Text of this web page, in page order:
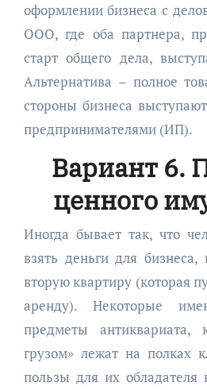
оформлении бизнеса с
ООО, где оба партнера,
старт общего дела,
Альтернатива – полное
стороны бизнеса
предпринимателями (ИП).
Вариант 6.
ценного
Иногда бывает так, что
взять деньги для
вторую квартиру (которая
аренду). Некоторые
предметы антиквариата,
грузом» лежат на полках
пользы для их обладателя